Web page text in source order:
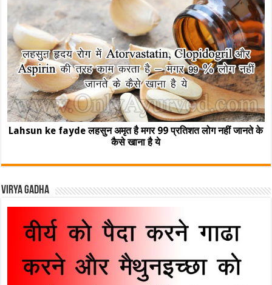
Lahsun ke fayde लहसुन अमृत है मगर 99 प्रतिशत लोग नहीं जानते के
कैसे खाना है ये
Virya Gadha